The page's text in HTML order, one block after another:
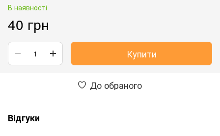
В наявності
40 грн
Купити
До обраного
Відгуки